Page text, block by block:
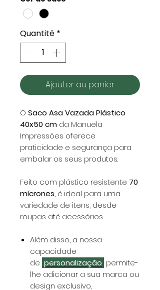
Quantité *
Ajouter au panier
O Saco Asa Vazada Plástico
40x50 cm da Manuela
Impressões oferece
praticidade e segurança para
embalar os seus produtos.
Feito com plástico resistente 70
mícrones, é ideal para uma
variedade de itens, desde
roupas até acessórios.
Além disso, a nossa
capacidade
de personalização permite-
lhe adicionar a sua marca ou
design exclusivo,